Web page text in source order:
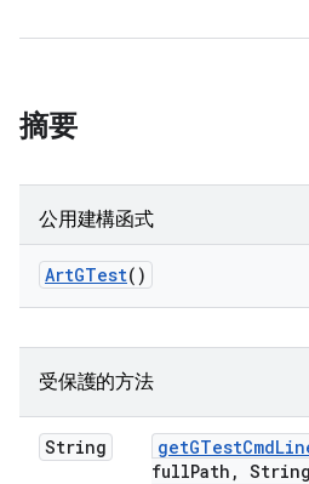
摘要
公用建構函式
ArtGTest()
受保護的方法
String getGTestCmd
fullPath ,